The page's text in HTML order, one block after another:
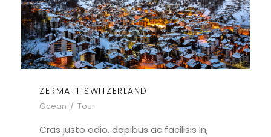
ZERMATT SWITZERLAND
Ocean / Tour
Cras justo odio, dapibus ac facilisis in,